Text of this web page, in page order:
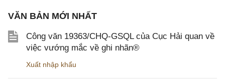
VĂN BẢN MỚI NHẤT
Công văn 19363/CHQ-GSQL của Cục Hải quan về
việc vướng mắc về ghi nhãn®
Xuất nhập khẩu